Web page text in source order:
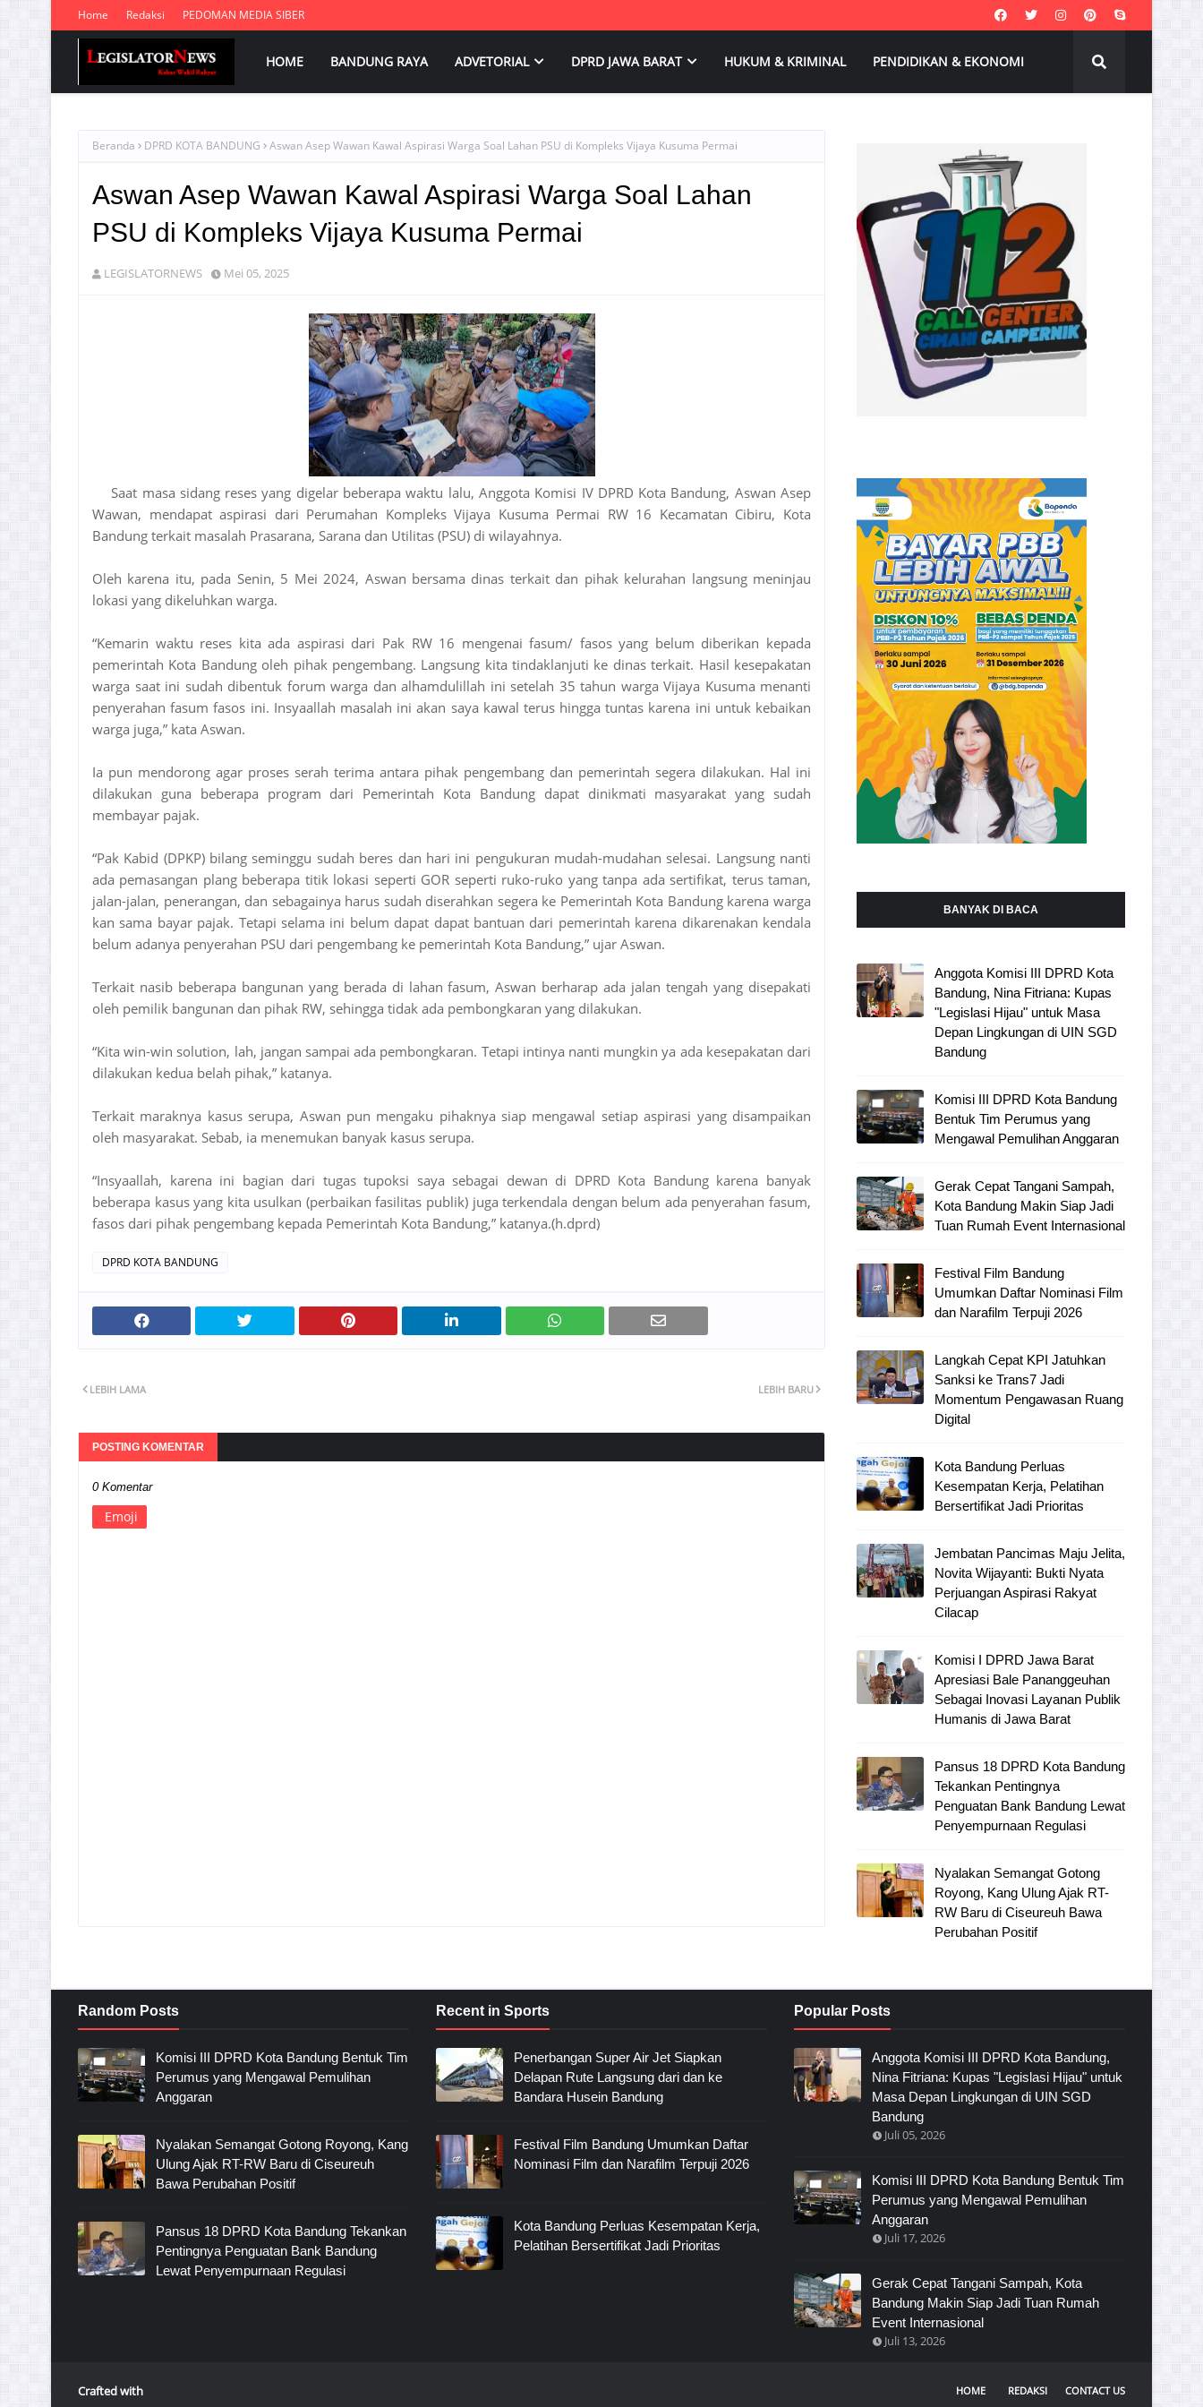
Home Redaksi PEDOMAN MEDIA SIBER
HOME BANDUNG RAYA ADVETORIAL DPRD JAWA BARAT HUKUM & KRIMINAL PENDIDIKAN & EKONOMI
Beranda DPRD KOTA BANDUNG Aswan Asep Wawan Kawal Aspirasi Warga Soal Lahan PSU di Kompleks Vijaya Kusuma Permai
Aswan Asep Wawan Kawal Aspirasi Warga Soal Lahan
PSU di Kompleks Vijaya Kusuma Permai
LEGISLATORNEWS Mei 05, 2025
Saat masa sidang reses yang digelar beberapa waktu lalu, Anggota Komisi IV DPRD Kota Bandung, Aswan Asep
Wawan, mendapat aspirasi dari Perumahan Kompleks Vijaya Kusuma Permai RW 16 Kecamatan Cibiru, Kota
Bandung terkait masalah Prasarana, Sarana dan Utilitas (PSU) di wilayahnya.
Oleh karena itu, pada Senin, 5 Mei 2024, Aswan bersama dinas terkait dan pihak kelurahan langsung meninjau
lokasi yang dikeluhkan warga.
“Kemarin waktu reses kita ada aspirasi dari Pak RW 16 mengenai fasum/ fasos yang belum diberikan kepada
pemerintah Kota Bandung oleh pihak pengembang. Langsung kita tindaklanjuti ke dinas terkait. Hasil kesepakatan
warga saat ini sudah dibentuk forum warga dan alhamdulillah ini setelah 35 tahun warga Vijaya Kusuma menanti
penyerahan fasum fasos ini. Insyaallah masalah ini akan saya kawal terus hingga tuntas karena ini untuk kebaikan
warga juga,” kata Aswan.
Ia pun mendorong agar proses serah terima antara pihak pengembang dan pemerintah segera dilakukan. Hal ini
dilakukan guna beberapa program dari Pemerintah Kota Bandung dapat dinikmati masyarakat yang sudah
membayar pajak.
“Pak Kabid (DPKP) bilang seminggu sudah beres dan hari ini pengukuran mudah-mudahan selesai. Langsung nanti
ada pemasangan plang beberapa titik lokasi seperti GOR seperti ruko-ruko yang tanpa ada sertifikat, terus taman,
jalan-jalan, penerangan, dan sebagainya harus sudah diserahkan segera ke Pemerintah Kota Bandung karena warga
kan sama bayar pajak. Tetapi selama ini belum dapat dapat bantuan dari pemerintah karena dikarenakan kendala
belum adanya penyerahan PSU dari pengembang ke pemerintah Kota Bandung,” ujar Aswan.
Terkait nasib beberapa bangunan yang berada di lahan fasum, Aswan berharap ada jalan tengah yang disepakati
oleh pemilik bangunan dan pihak RW, sehingga tidak ada pembongkaran yang dilakukan.
“Kita win-win solution, lah, jangan sampai ada pembongkaran. Tetapi intinya nanti mungkin ya ada kesepakatan dari
dilakukan kedua belah pihak,” katanya.
Terkait maraknya kasus serupa, Aswan pun mengaku pihaknya siap mengawal setiap aspirasi yang disampaikan
oleh masyarakat. Sebab, ia menemukan banyak kasus serupa.
“Insyaallah, karena ini bagian dari tugas tupoksi saya sebagai dewan di DPRD Kota Bandung karena banyak
beberapa kasus yang kita usulkan (perbaikan fasilitas publik) juga terkendala dengan belum ada penyerahan fasum,
fasos dari pihak pengembang kepada Pemerintah Kota Bandung,” katanya.(h.dprd)
DPRD KOTA BANDUNG
LEBIH BARU
LEBIH LAMA
POSTING KOMENTAR
0 Komentar
Emoji
BANYAK DI BACA
Anggota Komisi III DPRD Kota
Bandung, Nina Fitriana: Kupas
"Legislasi Hijau" untuk Masa
Depan Lingkungan di UIN SGD
Bandung
Komisi III DPRD Kota Bandung
Bentuk Tim Perumus yang
Mengawal Pemulihan Anggaran
Gerak Cepat Tangani Sampah,
Kota Bandung Makin Siap Jadi
Tuan Rumah Event Internasional
Festival Film Bandung
Umumkan Daftar Nominasi Film
dan Narafilm Terpuji 2026
Langkah Cepat KPI Jatuhkan
Sanksi ke Trans7 Jadi
Momentum Pengawasan Ruang
Digital
Kota Bandung Perluas
Kesempatan Kerja, Pelatihan
Bersertifikat Jadi Prioritas
Jembatan Pancimas Maju Jelita,
Novita Wijayanti: Bukti Nyata
Perjuangan Aspirasi Rakyat
Cilacap
Komisi I DPRD Jawa Barat
Apresiasi Bale Pananggeuhan
Sebagai Inovasi Layanan Publik
Humanis di Jawa Barat
Pansus 18 DPRD Kota Bandung
Tekankan Pentingnya
Penguatan Bank Bandung Lewat
Penyempurnaan Regulasi
Nyalakan Semangat Gotong
Royong, Kang Ulung Ajak RT-
RW Baru di Ciseureuh Bawa
Perubahan Positif
Random Posts
Komisi III DPRD Kota Bandung Bentuk Tim
Perumus yang Mengawal Pemulihan
Anggaran
Nyalakan Semangat Gotong Royong, Kang
Ulung Ajak RT-RW Baru di Ciseureuh
Bawa Perubahan Positif
Pansus 18 DPRD Kota Bandung Tekankan
Pentingnya Penguatan Bank Bandung
Lewat Penyempurnaan Regulasi
Recent in Sports
Penerbangan Super Air Jet Siapkan
Delapan Rute Langsung dari dan ke
Bandara Husein Bandung
Festival Film Bandung Umumkan Daftar
Nominasi Film dan Narafilm Terpuji 2026
Kota Bandung Perluas Kesempatan Kerja,
Pelatihan Bersertifikat Jadi Prioritas
Popular Posts
Anggota Komisi III DPRD Kota Bandung,
Nina Fitriana: Kupas "Legislasi Hijau" untuk
Masa Depan Lingkungan di UIN SGD
Bandung
Juli 05, 2026
Komisi III DPRD Kota Bandung Bentuk Tim
Perumus yang Mengawal Pemulihan
Anggaran
Juli 17, 2026
Gerak Cepat Tangani Sampah, Kota
Bandung Makin Siap Jadi Tuan Rumah
Event Internasional
Juli 13, 2026
HOME REDAKSI CONTACT US
Crafted with